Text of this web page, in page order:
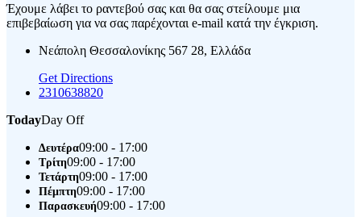
Έχουμε λάβει το ραντεβού σας και θα σας στείλουμε μια
επιβεβαίωση για να σας παρέχονται e-mail κατά την έγκριση.
Νεάπολη Θεσσαλονίκης 567 28, Ελλάδα
Get Directions
2310638820
TodayDay Off
Δευτέρα09:00 - 17:00
Τρίτη09:00 - 17:00
Τετάρτη09:00 - 17:00
Πέμπτη09:00 - 17:00
Παρασκευή09:00 - 17:00